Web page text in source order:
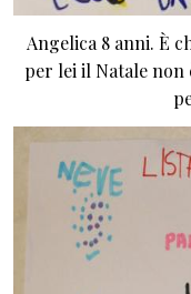
Angelica 8 anni. È
per lei il Natale non